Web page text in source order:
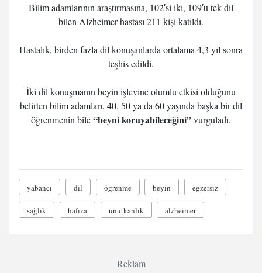
Bilim adamlarının araştırmasına, 102′si iki, 109′u tek dil
bilen Alzheimer hastası 211 kişi katıldı.
Hastalık, birden fazla dil konuşanlarda ortalama 4,3 yıl sonra
teşhis edildi.
İki dil konuşmanın beyin işlevine olumlu etkisi olduğunu
belirten bilim adamları, 40, 50 ya da 60 yaşında başka bir dil
öğrenmenin bile“beyni koruyabileceğini”vurguladı.
yabancı dil öğrenme beyin egzersiz
sağlık hafıza unutkanlık alzheimer
Reklam